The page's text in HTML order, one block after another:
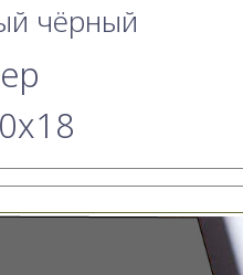
чёрный